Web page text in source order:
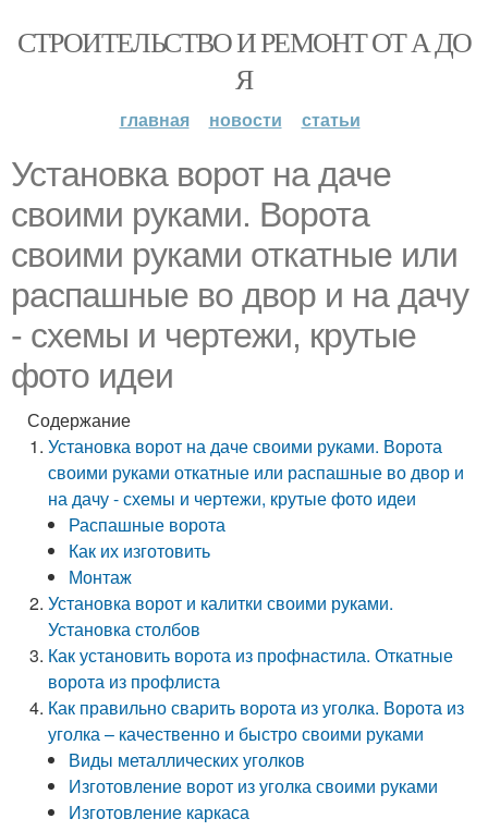
СТРОИТЕЛЬСТВО И РЕМОНТ ОТ А ДО
Я
главная новости статьи
Установка ворот на даче
своими руками. Ворота
своими руками откатные или
распашные во двор и на дачу
- схемы и чертежи, крутые
фото идеи
Содержание
Установка ворот на даче своими руками. Ворота
своими руками откатные или распашные во двор и
на дачу - схемы и чертежи, крутые фото идеи
Распашные ворота
Как их изготовить
Монтаж
Установка ворот и калитки своими руками.
Установка столбов
Как установить ворота из профнастила. Откатные
ворота из профлиста
Как правильно сварить ворота из уголка. Ворота из
уголка – качественно и быстро своими руками
Виды металлических уголков
Изготовление ворот из уголка своими руками
Изготовление каркаса